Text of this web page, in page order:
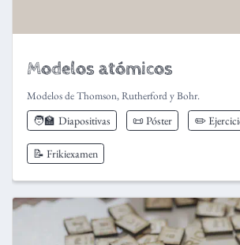
Modelos atómicos
Modelos de Thomson, Rutherford y Bohr.
🧑‍🏫 Diapositivas 📜 Póster ✏️
📝 Frikiexamen